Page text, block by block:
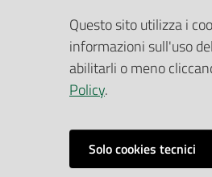
Via De Gasperi, 8 -
CF/P.IVA:
PEC:
Questo sito utilizza i
informazioni sull'uso
abilitarli o meno
Policy.
Solo cookies tecnici